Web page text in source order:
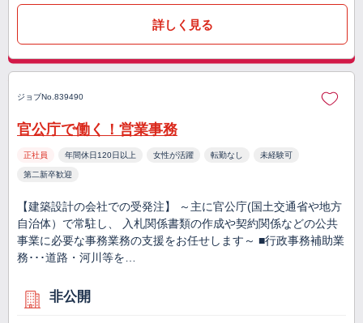
詳しく見る
ジョブNo.839490
官公庁で働く！営業事務
正社員 年間休日120日以上 女性が活躍 転勤なし 未経験可
第二新卒歓迎
【建築設計の会社での受発注】 ～主に官公庁(国土交通省や地方
自治体）で常駐し、 入札関係書類の作成や契約関係などの公共
事業に必要な事務業務の支援をお任せします～ ■行政事務補助業
務･･･道路・河川等を…
非公開